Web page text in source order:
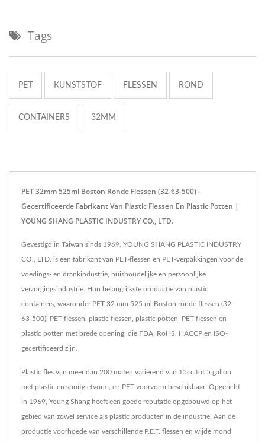
Tags
PET KUNSTSTOF FLESSEN ROND
CONTAINERS 32MM
PET 32mm 525ml Boston Ronde Flessen (32-63-500) -
Gecertificeerde Fabrikant Van Plastic Flessen En Plastic Potten |
YOUNG SHANG PLASTIC INDUSTRY CO., LTD.
Gevestigd in Taiwan sinds 1969, YOUNG SHANG PLASTIC INDUSTRY
CO., LTD. is een fabrikant van PET-flessen en PET-verpakkingen voor de
voedings- en drankindustrie, huishoudelijke en persoonlijke
verzorgingsindustrie. Hun belangrijkste productie van plastic
containers, waaronder PET 32 mm 525 ml Boston ronde flessen (32-
63-500), PET-flessen, plastic flessen, plastic potten, PET-flessen en
plastic potten met brede opening, die FDA, RoHS, HACCP en ISO-
gecertificeerd zijn.
Plastic fles van meer dan 200 maten variërend van 15cc tot 5 gallon
met plastic en spuitgietvorm, en PET-voorvorm beschikbaar. Opgericht
in 1969, Young Shang heeft een goede reputatie opgebouwd op het
gebied van zowel service als plastic producten in de industrie. Aan de
productie voorhoede van verschillende P.E.T. flessen en wijde mond